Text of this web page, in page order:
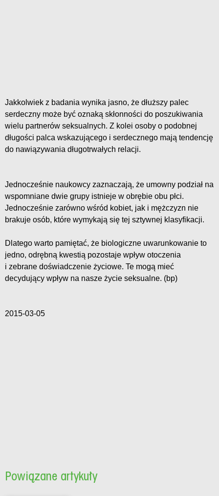
Jakkolwiek z badania wynika jasno, że dłuższy palec
serdeczny może być oznaką skłonności do poszukiwania
wielu partnerów seksualnych. Z kolei osoby o podobnej
długości palca wskazującego i serdecznego mają tendencję
do nawiązywania długotrwałych relacji.
Jednocześnie naukowcy zaznaczają, że umowny podział na
wspomniane dwie grupy istnieje w obrębie obu płci.
Jednocześnie zarówno wśród kobiet, jak i mężczyzn nie
brakuje osób, które wymykają się tej sztywnej klasyfikacji.
Dlatego warto pamiętać, że biologiczne uwarunkowanie to
jedno, odrębną kwestią pozostaje wpływ otoczenia
i zebrane doświadczenie życiowe. Te mogą mieć
decydujący wpływ na nasze życie seksualne. (bp)
2015-03-05
Powiązane artykuły